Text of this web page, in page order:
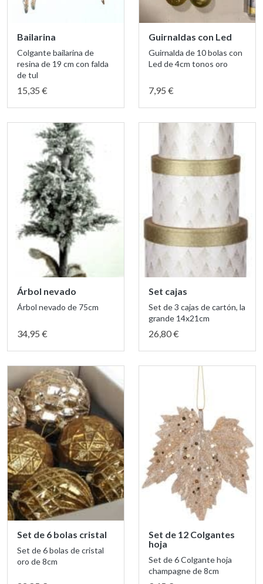
Bailarina
Colgante bailarina de
resina de 19 cm con falda
de tul
15,35 €
Guirnaldas con Led
Guirnalda de 10 bolas con
Led de 4cm tonos oro
7,95 €
Árbol nevado
Árbol nevado de 75cm
34,95 €
Set cajas
Set de 3 cajas de cartón, la
grande 14x21cm
26,80 €
Set de 6 bolas cristal
Set de 6 bolas de cristal
oro de 8cm
Set de 12 Colgantes
hoja
Set de 6 Colgante hoja
champagne de 8cm